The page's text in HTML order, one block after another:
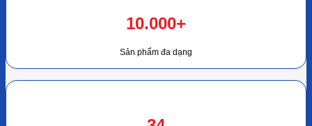
10.000+
Sản phẩm đa dạng